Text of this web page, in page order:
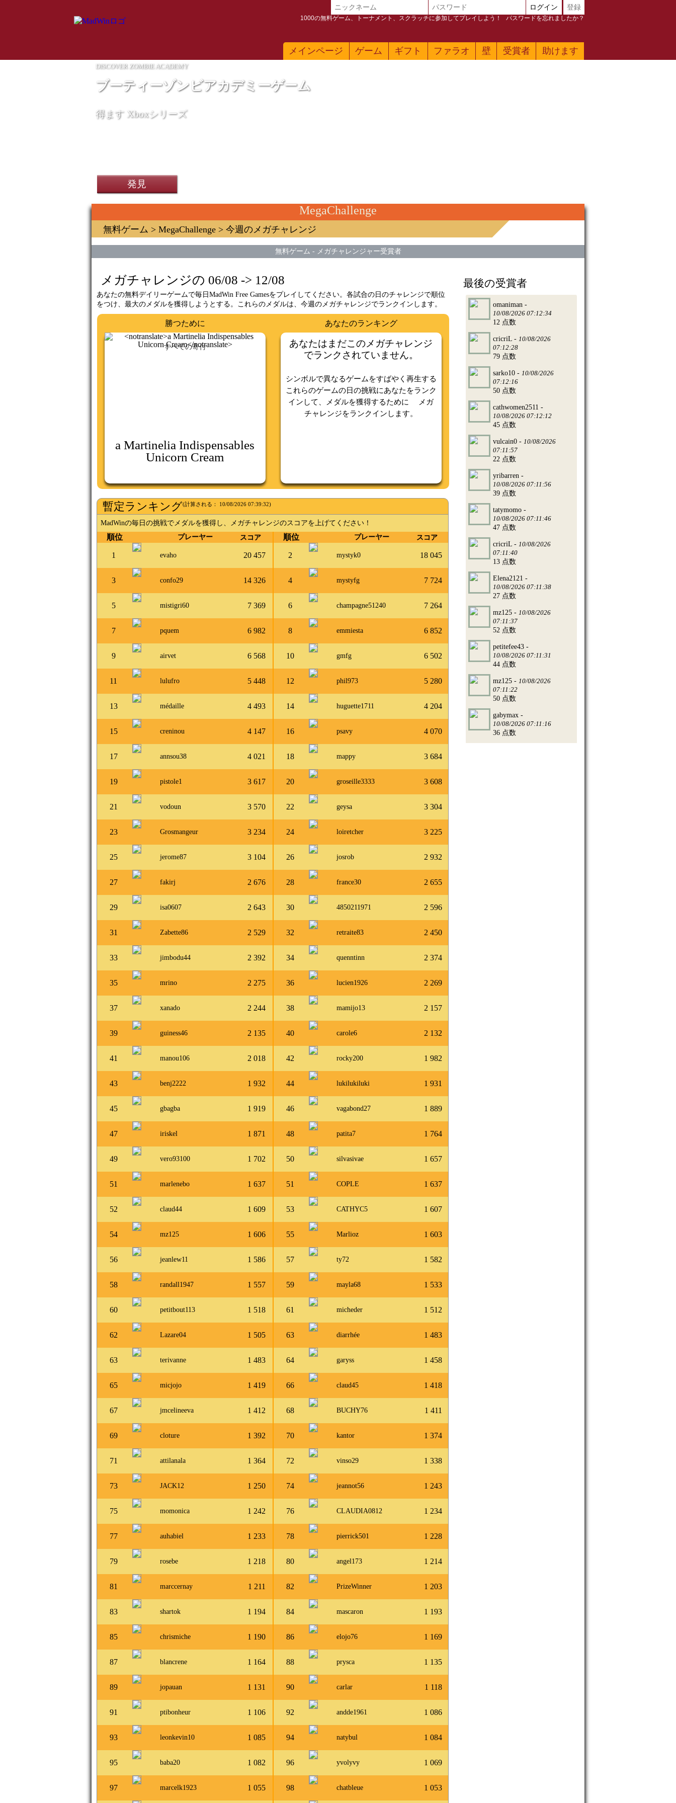
メインページ ゲーム ギフト ファラオ 壁 受賞者 助けます
ログイン 登録
1000の無料ゲーム、トーナメント、スクラッチに参加してプレイしよう！ パスワードを忘れましたか？
DISCOVER ZOMBIE ACADEMY
ブーティーゾンビアカデミーゲーム
得ます Xboxシリーズ
発見
MegaChallenge
無料ゲーム > MegaChallenge > 今週のメガチャレンジ
無料ゲーム - メガチャレンジャー受賞者
メガチャレンジの 06/08 -> 12/08
あなたの無料デイリーゲームで毎日MadWin Free Gamesをプレイしてください。各試合の日のチャレンジで順位
をつけ、最大のメダルを獲得しようとする。これらのメダルは、今週のメガチャレンジでランクインします。
勝つために
a Martinelia Indispensables
Unicorn Cream
すべての寄付
あなたのランキング
あなたはまだこのメガチャレンジ
でランクされていません。
シンボルで異なるゲームをすばやく再生する
これらのゲームの日の挑戦にあなたをランク
インして、メダルを獲得するために
メガ
チャレンジをランクインします。
暫定ランキング(計算される： 10/08/2026 07:39:32)
MadWinの毎日の挑戦でメダルを獲得し、メガチャレンジのスコアを上げてください！
順位 プレーヤー スコア 順位 プレーヤー スコア
1 evaho 20 457 2 mystyk0 18 045
3 confo29 14 326 4 mystyfg 7 724
5 mistigri60 7 369 6 champagne51240 7 264
7 pquem 6 982 8 emmiesta 6 852
9 airvet 6 568 10 gmfg 6 502
11 lulufro 5 448 12 phil973 5 280
13 médaille 4 493 14 huguette1711 4 204
15 creninou 4 147 16 psavy 4 070
17 annsou38 4 021 18 mappy 3 684
19 pistole1 3 617 20 groseille3333 3 608
21 vodoun 3 570 22 geysa 3 304
23 Grosmangeur 3 234 24 loiretcher 3 225
25 jerome87 3 104 26 josrob 2 932
27 fakirj 2 676 28 france30 2 655
29 isa0607 2 643 30 4850211971 2 596
31 Zabette86 2 529 32 retraite83 2 450
33 jimbodu44 2 392 34 quenntinn 2 374
35 mrino 2 275 36 lucien1926 2 269
37 xanado 2 244 38 mamijo13 2 157
39 guiness46 2 135 40 carole6 2 132
41 manou106 2 018 42 rocky200 1 982
43 benj2222 1 932 44 lukilukiluki 1 931
45 gbagba 1 919 46 vagabond27 1 889
47 iriskel 1 871 48 patita7 1 764
49 vero93100 1 702 50 silvasivae 1 657
51 marlenebo 1 637 51 COPLE 1 637
52 claud44 1 609 53 CATHYC5 1 607
54 mz125 1 606 55 Marlioz 1 603
56 jeanlew11 1 586 57 ty72 1 582
58 randall1947 1 557 59 mayla68 1 533
60 petitbout113 1 518 61 micheder 1 512
62 Lazare04 1 505 63 diarrhée 1 483
63 terivanne 1 483 64 garyss 1 458
65 micjojo 1 419 66 claud45 1 418
67 jmcelineeva 1 412 68 BUCHY76 1 411
69 cloture 1 392 70 kantor 1 374
71 attilanala 1 364 72 vinso29 1 338
73 JACK12 1 250 74 jeannot56 1 243
75 momonica 1 242 76 CLAUDIA0812 1 234
77 auhabiel 1 233 78 pierrick501 1 228
79 rosebe 1 218 80 angel173 1 214
81 marccernay 1 211 82 PrizeWinner 1 203
83 shartok 1 194 84 mascaron 1 193
85 chrismiche 1 190 86 elojo76 1 169
87 blancrene 1 164 88 prysca 1 135
89 jopauan 1 131 90 carlar 1 118
91 ptibonheur 1 106 92 andde1961 1 086
93 leonkevin10 1 085 94 natybul 1 084
95 baba20 1 082 96 yvolyvy 1 069
97 marcelk1923 1 055 98 chatbleue 1 053
最後の受賞者
omaniman -
10/08/2026 07:12:34
12 点数
cricriL - 10/08/2026
07:12:28
79 点数
sarko10 - 10/08/2026
07:12:16
50 点数
cathwomen2511 -
10/08/2026 07:12:12
45 点数
vulcain0 - 10/08/2026
07:11:57
22 点数
yribarren -
10/08/2026 07:11:56
39 点数
tatymomo -
10/08/2026 07:11:46
47 点数
cricriL - 10/08/2026
07:11:40
13 点数
Elena2121 -
10/08/2026 07:11:38
27 点数
mz125 - 10/08/2026
07:11:37
52 点数
petitefee43 -
10/08/2026 07:11:31
44 点数
mz125 - 10/08/2026
07:11:22
50 点数
gabymax -
10/08/2026 07:11:16
36 点数